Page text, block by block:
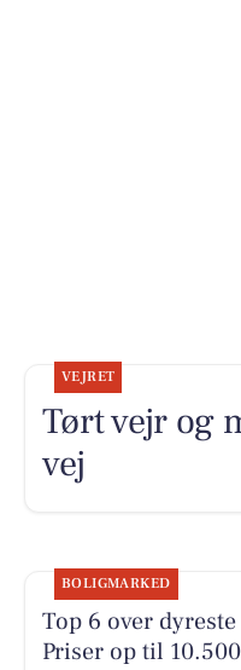
VEJRET
Tørt vejr og
vej
BOLIGMARKED
Top 6 over
Priser op til